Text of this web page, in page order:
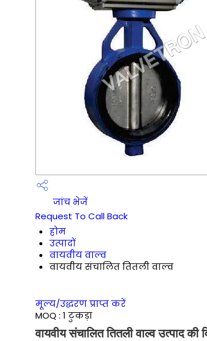
जांच भेजें
Request To Call Back
होम
उत्पादों
वायवीय वाल्व
वायवीय संचालित तितली वाल्व
मूल्य/उद्धरण प्राप्त करें
MOQ : 1 टुकड़ा
वायवीय संचालित तितली वाल्व उत्पाद की